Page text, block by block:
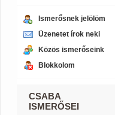
Ismerősnek jelölöm
Üzenetet írok neki
Közös ismerőseink
Blokkolom
CSABA
ISMERŐSEI